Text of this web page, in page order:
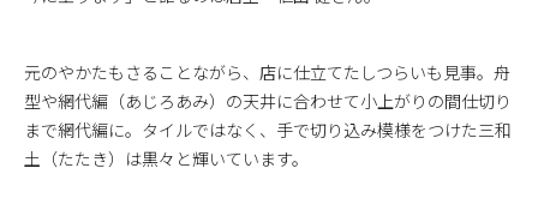
元のやかたもさることながら、店に仕立てたしつらいも見事。舟
型や網代編（あじろあみ）の天井に合わせて小上がりの間仕切り
まで網代編に。タイルではなく、手で切り込み模様をつけた三和
土（たたき）は黒々と輝いています。